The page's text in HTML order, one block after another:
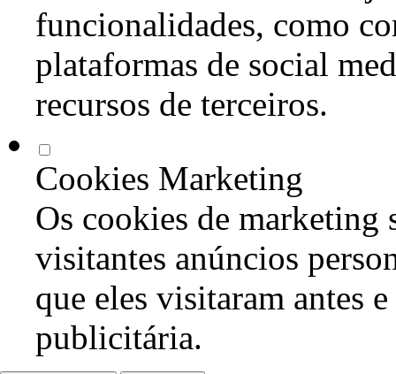
funcionalidades, como
plataformas de social
recursos de terceiros.
Cookies Marketing
Os cookies de marketing
visitantes anúncios
que eles visitaram antes
publicitária.